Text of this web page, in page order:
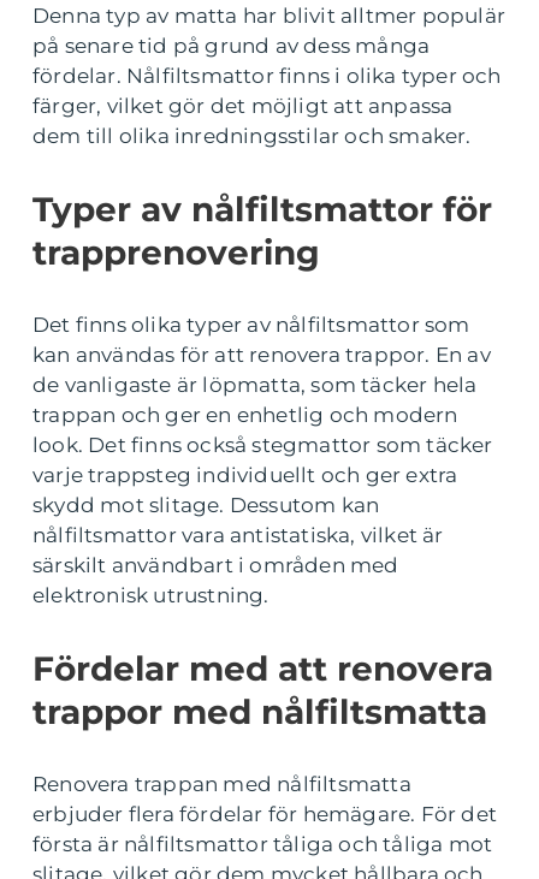
Denna typ av matta har blivit alltmer populär
på senare tid på grund av dess många
fördelar. Nålfiltsmattor finns i olika typer och
färger, vilket gör det möjligt att anpassa
dem till olika inredningsstilar och smaker.
Typer av nålfiltsmattor för
trapprenovering
Det finns olika typer av nålfiltsmattor som
kan användas för att renovera trappor. En av
de vanligaste är löpmatta, som täcker hela
trappan och ger en enhetlig och modern
look. Det finns också stegmattor som täcker
varje trappsteg individuellt och ger extra
skydd mot slitage. Dessutom kan
nålfiltsmattor vara antistatiska, vilket är
särskilt användbart i områden med
elektronisk utrustning.
Fördelar med att renovera
trappor med nålfiltsmatta
Renovera trappan med nålfiltsmatta
erbjuder flera fördelar för hemägare. För det
första är nålfiltsmattor tåliga och tåliga mot